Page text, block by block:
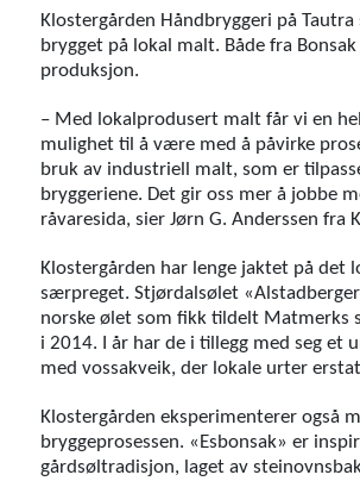
Klostergården Håndbryggeri på Tautra
brygget på lokal malt. Både fra Bonsak
produksjon.
– Med lokalprodusert malt får vi en
mulighet til å være med å påvirke
bruk av industriell malt, som er
bryggeriene. Det gir oss mer å jobbe
råvaresida, sier Jørn G. Anderssen fra
Klostergården har lenge jaktet på det
særpreget. Stjørdalsølet
norske ølet som fikk tildelt Matmerks
i 2014. I år har de i tillegg med seg et
med vossakveik, der lokale urter
Klostergården eksperimenterer også
bryggeprosessen. «Esbonsak» er
gårdsøltradisjon, laget av